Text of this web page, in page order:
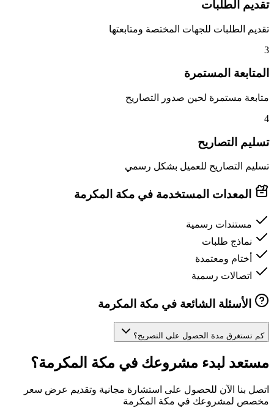
تقديم الطلبات
تقديم الطلبات للجهات المختصة ومتابعتها
3
المتابعة المستمرة
متابعة مستمرة لحين صدور التصاريح
4
تسليم التصاريح
تسليم التصاريح للعميل بشكل رسمي
المعدات المستخدمة في مكة المكرمة
مستندات رسمية
نماذج طلبات
أختام ومعتمدة
اتصالات رسمية
الأسئلة الشائعة في مكة المكرمة
كم تستغرق مدة الحصول على التصريح؟
مستعد لبدء مشروعك في مكة المكرمة؟
اتصل بنا الآن للحصول على استشارة مجانية وتقديم عرض سعر
مخصص لمشروعك في مكة المكرمة